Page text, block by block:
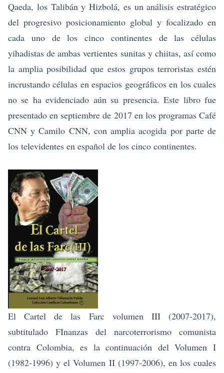
Qaeda, los Talibán y Hizbolá, es un análisis estratégico
del progresivo posicionamiento global y focalizado en
cada uno de los cinco continentes de las células
yihadistas de ambas vertientes sunitas y chiitas, así como
la amplia posibilidad que estos grupos terroristas estén
incrustando células en espacios geográficos en los cuales
no se ha evidenciado aún su presencia. Este libro fue
presentado en septiembre de 2017 en los programas Café
CNN y Camilo CNN, con amplia acogida por parte de
los televidentes en español de los cinco continentes.
El Cartel de las Farc volumen III (2007-2017),
subtitulado FInanzas del narcoterrorismo comunista
contra Colombia, es la continuación del Volumen I
(1982-1996) y el Volumen II (1997-2006), en los cuales